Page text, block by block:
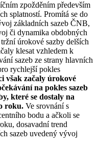
zpožděním především
splatností. Promítá se do
základních sazeb ČNB,
či dynamika obdobných
úrokové sazby delších
klesat vzhledem k
sazeb ze strany hlavních
rychlejší pokles
však začaly úrokové
na pokles sazeb
které se dostaly na
roku. Ve srovnání s
bodu a ačkoli se
dosavadní trend
sazeb uvedený vývoj